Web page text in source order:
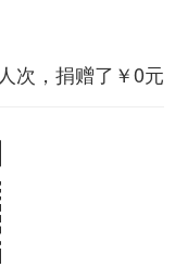
人次，捐赠了￥0元